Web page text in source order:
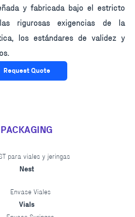
y fabricada bajo el estricto
rigurosas exigencias de la
los estándares de validez y
Request Quote
PACKAGING
Nest
Vials